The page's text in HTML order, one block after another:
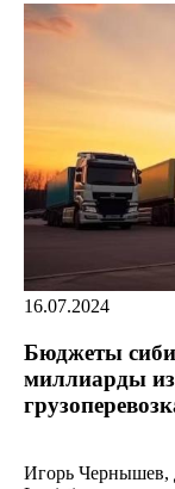
16.07.2024
Бюджеты
миллиарды
Игорь Чернышев,